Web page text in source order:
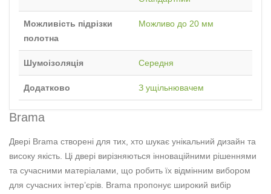
Можливість підрізки
полотна
Можливо до 20 мм
Шумоізоляція Середня
Додатково З ущільнювачем
Brama
Двері Brama створені для тих, хто шукає унікальний дизайн та
високу якість. Ці двері вирізняються інноваційними рішеннями
та сучасними матеріалами, що робить їх відмінним вибором
для сучасних інтер’єрів. Brama пропонує широкий вибір